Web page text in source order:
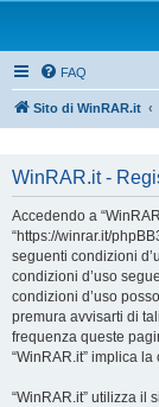
FAQ
Sito di WinRAR.it
WinRAR.it -
Accedendo a
“https://winrar.it/
seguenti condizioni
condizioni d’uso
condizioni d’uso
premura avvisarti di
frequenza queste
“WinRAR.it” implica
“WinRAR.it” utilizza il